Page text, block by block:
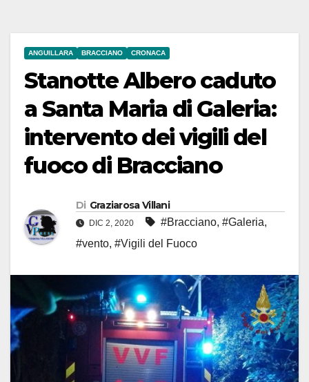
ANGUILLARA BRACCIANO CRONACA
Stanotte Albero caduto
a Santa Maria di Galeria:
intervento dei vigili del
fuoco di Bracciano
Di Graziarosa Villani
DIC 2, 2020 #Bracciano, #Galeria,
#vento, #Vigili del Fuoco